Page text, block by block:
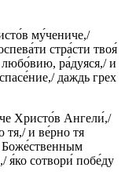
му́чениче,/
стра́сти твоя́
ра́дуяся,/ и
даждь грех
Христо́в Ангели́,/
тя,/ и ве́рно тя
Боже́ственным
я́ко сотвори́ побе́ду